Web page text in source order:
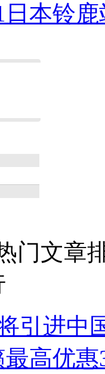
日本铃
门文章
引进中
高优